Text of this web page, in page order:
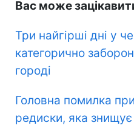
Вас може
Три найгірші дні у
категорично
городі
Головна помилка
редиски, яка